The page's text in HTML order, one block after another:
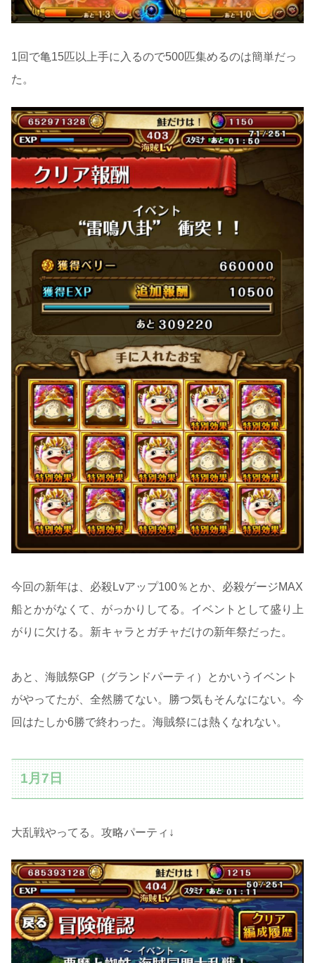
1回で亀15匹以上手に入るので500匹集めるのは簡単だっ
た。
今回の新年は、必殺Lvアップ100％とか、必殺ゲージMAX
船とかがなくて、がっかりしてる。イベントとして盛り上
がりに欠ける。新キャラとガチャだけの新年祭だった。
あと、海賊祭GP（グランドパーティ）とかいうイベント
がやってたが、全然勝てない。勝つ気もそんなにない。今
回はたしか6勝で終わった。海賊祭には熱くなれない。
1月7日
大乱戦やってる。攻略パーティ↓